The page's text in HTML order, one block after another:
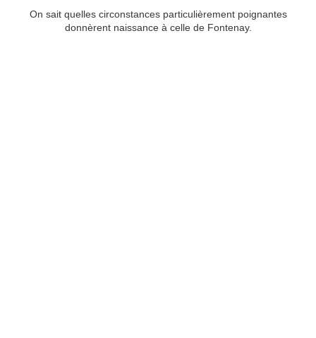
On sait quelles circonstances particulièrement poignantes
donnèrent naissance à celle de Fontenay.